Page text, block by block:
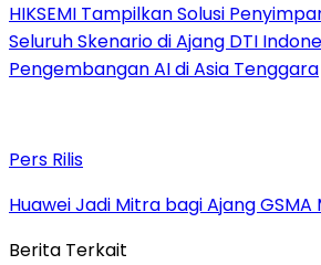
HIKSEMI Tampilkan Solusi
Seluruh Skenario di Ajang DTI
Pengembangan AI di Asia Tenggara
Pers Rilis
Huawei Jadi Mitra bagi Ajang GSMA
Berita Terkait